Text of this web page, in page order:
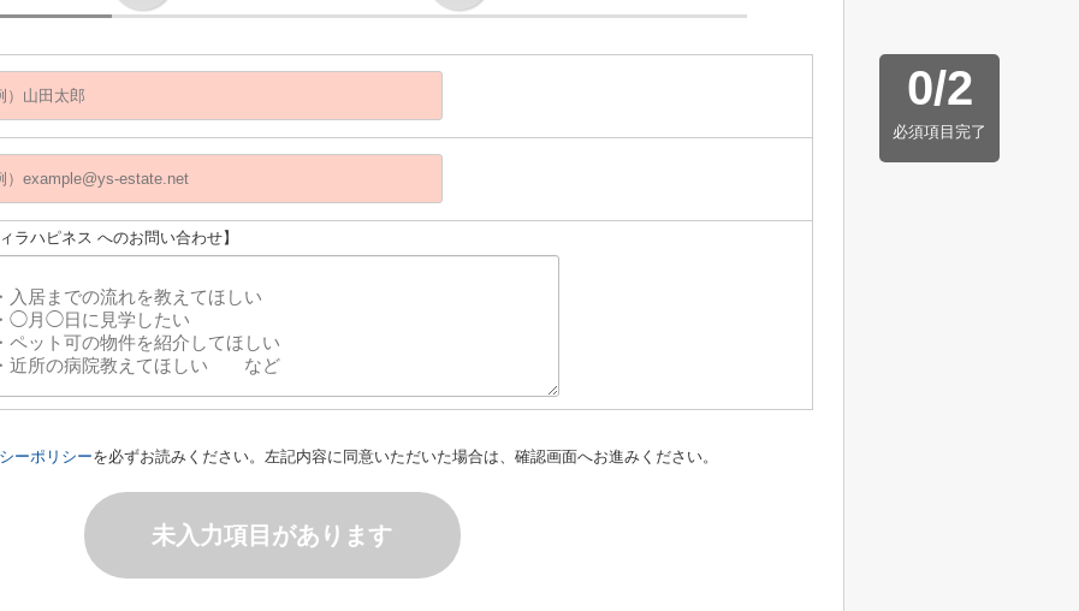
0/2
必須項目完了
ィラハピネス へのお問い合わせ】
ーポリシーを必ずお読みください。左記内容に同意いただいた場合は、確認画面へお進みください。
未入力項目があります